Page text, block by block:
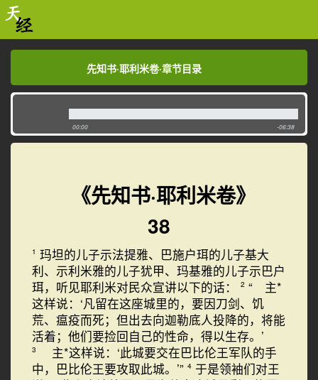
先知书·耶利米卷·章节目录
先知书·耶利米卷·章节目录
00:00 -06:38
《先知书·耶利米卷》
38
1 玛坦的儿子示法提雅、巴施户珥的儿子基大
利、示利米雅的儿子犹甲、玛基雅的儿子示巴户
珥，听见耶利米对民众宣讲以下的话：
2 “ 主*
这样说：‘凡留在这座城里的，要因刀剑、饥
荒、瘟疫而死；但出去向迦勒底人投降的，将能
活着；他们要捡回自己的性命，得以生存。’
3
主*这样说：‘此城要交在巴比伦王军队的手
中，巴比伦王要攻取此城。’” 4 于是领袖们对王